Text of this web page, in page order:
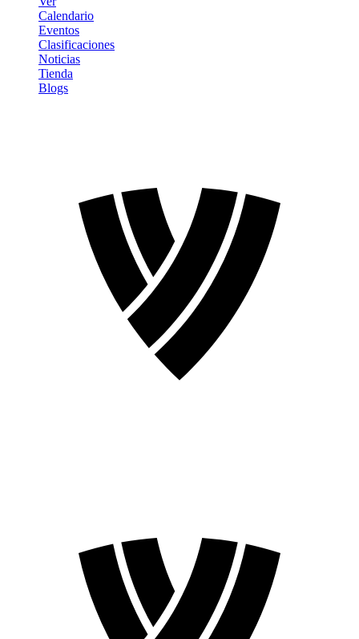
Calendario
Eventos
Clasificaciones
Noticias
Tienda
Blogs